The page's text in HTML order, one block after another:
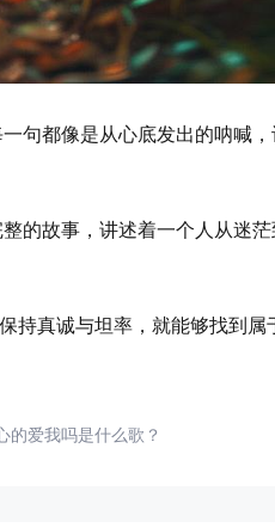
句都像是从心底发出的呐喊
的故事，讲述着一个人从迷
持真诚与坦率，就能够找到
的爱我吗是什么歌？